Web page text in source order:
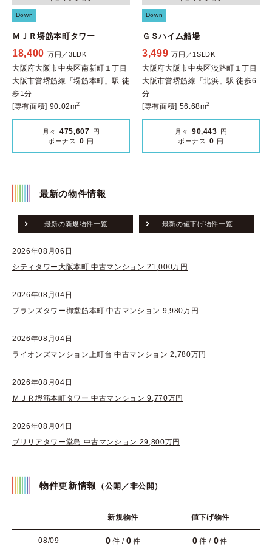
Down
ＭＪＲ堺筋本町タワー
18,400 万円／3LDK
大阪府大阪市中央区南新町１丁目
大阪市営堺筋線「堺筋本町」駅 徒
歩1分
[専有面積] 90.02m2
月々 475,607 円
ボーナス
0 円
Down
ＧＳハイム船場
3,499 万円／1SLDK
大阪府大阪市中央区淡路町１丁目
大阪市営堺筋線「北浜」駅 徒歩6
分
[専有面積] 56.68m2
月々 90,443 円
ボーナス
0 円
最新の物件情報
最新の新規物件一覧 最新の値下げ物件一覧
2026年08月06日
シティタワー大阪本町 中古マンション 21,000万円
2026年08月04日
ブランズタワー御堂筋本町 中古マンション 9,980万円
2026年08月04日
ライオンズマンション上町台 中古マンション 2,780万円
2026年08月04日
ＭＪＲ堺筋本町タワー 中古マンション 9,770万円
2026年08月04日
ブリリアタワー堂島 中古マンション 29,800万円
物件更新情報 （公開／非公開）
新規物件 値下げ物件
08/09 0 件 /0 件 0 件 / 0件